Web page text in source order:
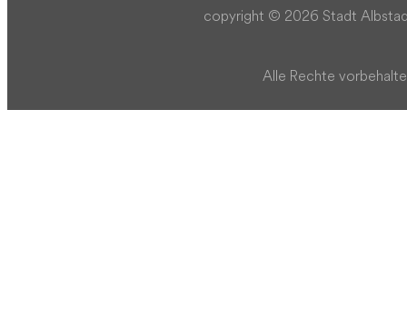
copyright © 2026 Stadt
Alle Rechte